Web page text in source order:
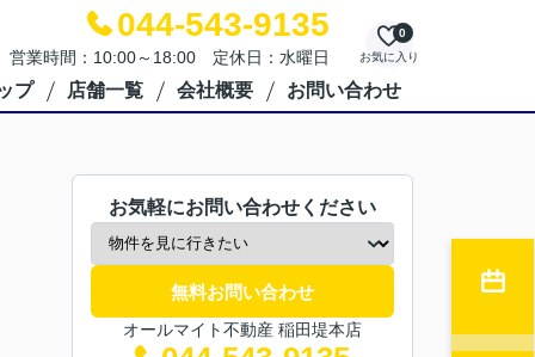
044-543-9135
営業時間：10:00～18:00 定休日：水曜日 お気に入り
0
プ 店舗一覧 会社概要 お問い合わせ
お気軽にお問い合わせください
無料お問い合わせ
オールマイト不動産 稲田堤本店